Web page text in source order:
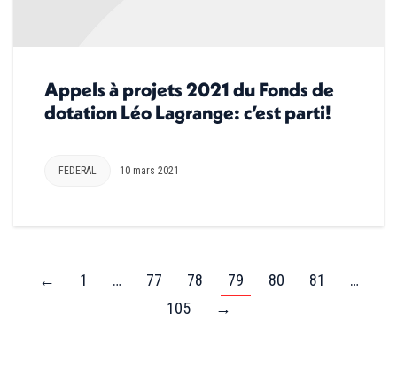
Appels à projets 2021 du Fonds de
dotation Léo Lagrange: c’est parti!
FEDERAL 10 mars 2021
← 1 … 77 78 79 80 81
…
105
→